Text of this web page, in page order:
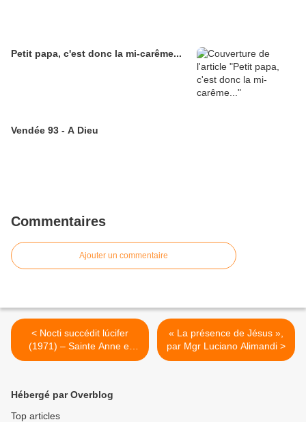
Petit papa, c'est donc la mi-carême...
Vendée 93 - A Dieu
Commentaires
Ajouter un commentaire
< Nocti succédit lúcifer
(1971) – Sainte Anne et
Saint Joachim
« La présence de Jésus »,
par Mgr Luciano Alimandi >
Hébergé par Overblog
Top articles